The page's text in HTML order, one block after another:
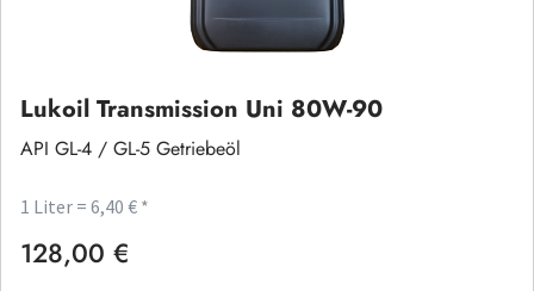
Lukoil Transmission Uni 80W-90
API GL-4 / GL-5 Getriebeöl
1 Liter = 6,40 € *
Regulärer Preis:
128,00 €